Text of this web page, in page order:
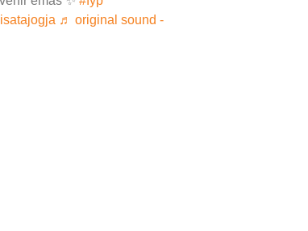
♬ original sound -